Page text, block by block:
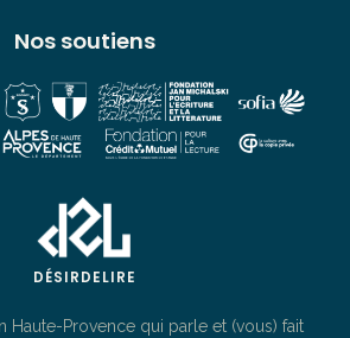
DÉSIRDELIRE
Haute-Provence qui parle et (vous) fait
Nos soutiens